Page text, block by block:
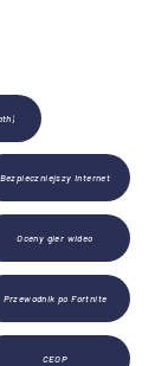
Bezpieczniejszy Internet
Oceny gier wideo
Przewodnik po Fortnite
CEOP